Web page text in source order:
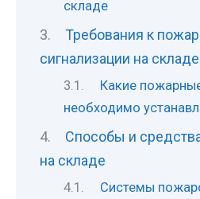
складе
Требования к
сигнализации на складе
Какие
необходимо
Способы и
на складе
Системы